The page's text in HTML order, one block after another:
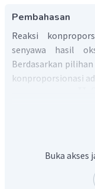
Pembahasan
Reaksi
senyawa hasil
Berdasarkan
konproporsionasi
dengan bilangan
Jadi, jawaban
Buka akses